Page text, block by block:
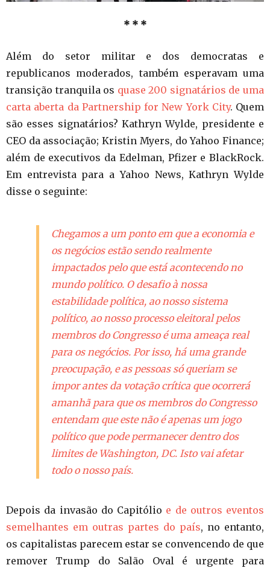
* * *
Além do setor militar e dos democratas e
republicanos moderados, também esperavam uma
transição tranquila os quase 200 signatários de uma
carta aberta da Partnership for New York City. Quem
são esses signatários? Kathryn Wylde, presidente e
CEO da associação; Kristin Myers, do Yahoo Finance;
além de executivos da Edelman, Pfizer e BlackRock.
Em entrevista para a Yahoo News, Kathryn Wylde
disse o seguinte:
Chegamos a um ponto em que a economia e
os negócios estão sendo realmente
impactados pelo que está acontecendo no
mundo político. O desafio à nossa
estabilidade política, ao nosso sistema
político, ao nosso processo eleitoral pelos
membros do Congresso é uma ameaça real
para os negócios. Por isso, há uma grande
preocupação, e as pessoas só queriam se
impor antes da votação crítica que ocorrerá
amanhã para que os membros do Congresso
entendam que este não é apenas um jogo
político que pode permanecer dentro dos
limites de Washington, DC. Isto vai afetar
todo o nosso país.
Depois da invasão do Capitólio e de outros eventos
semelhantes em outras partes do país, no entanto,
os capitalistas parecem estar se convencendo de que
remover Trump do Salão Oval é urgente para